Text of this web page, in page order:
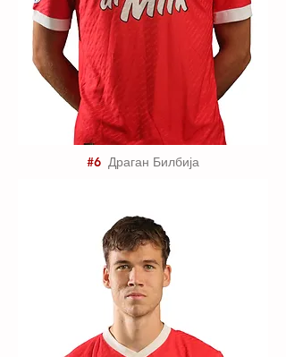
#6 Драган Билбија